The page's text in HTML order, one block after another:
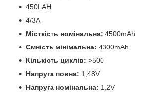
450LAH
4/3A
Місткість номінальна: 4500mAh
Ємність мінімальна: 4300mAh
Кількість циклів: >500
Напруга повна: 1,48V
Напруга номінальна: 1,2V